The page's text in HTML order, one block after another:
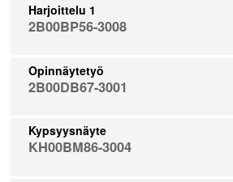
Harjoittelu 1
2B00BP56-3008
Opinnäytetyö
2B00DB67-3001
Kypsyysnäyte
KH00BM86-3004